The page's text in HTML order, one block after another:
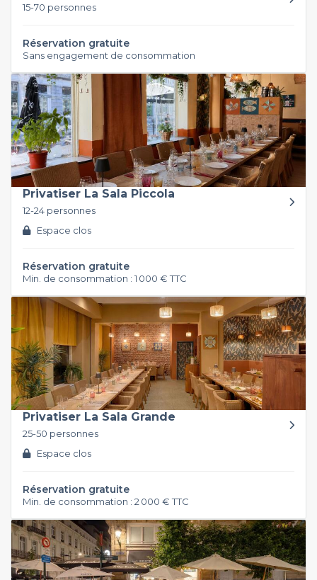
15-70 personnes
Réservation gratuite
Sans engagement de consommation
Privatiser La Sala Piccola
12-24 personnes
Espace clos
Réservation gratuite
Min. de consommation : 1 000 € TTC
Privatiser La Sala Grande
25-50 personnes
Espace clos
Réservation gratuite
Min. de consommation : 2 000 € TTC